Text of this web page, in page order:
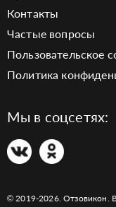
Контакты
Частые вопросы
Пользовательское
Политика
Мы в соцсетях:
© 2019-2026. Отзовикон.